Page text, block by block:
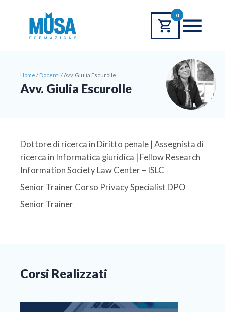
0
Home / Docenti / Avv. Giulia Escurolle
Avv. Giulia Escurolle
Dottore di ricerca in Diritto penale | Assegnista di
ricerca in Informatica giuridica | Fellow Research
Information Society Law Center – ISLC
Senior Trainer Corso Privacy Specialist DPO
Senior Trainer
Corsi Realizzati